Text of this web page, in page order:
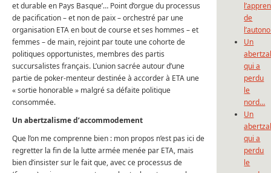
et durable en Pays Basque’… Point d’orgue du processus
de pacification – et non de paix – orchestré par une
organisation ETA en bout de course et ses hommes – et
femmes – de main, rejoint par toute une cohorte de
politiques opportunistes, membres des partis
succursalistes français. L’union sacrée autour d’une
partie de poker-menteur destinée à accorder à ETA une
« sortie honorable » malgré sa défaite politique
consommée.
Un abertzalisme d’accommodement
Que l’on me comprenne bien : mon propos n’est pas ici de
regretter la fin de la lutte armée menée par ETA, mais
bien d’insister sur le fait que, avec ce processus de
de
Un
qui a
perdu
le
nord…
Un
qui a
perdu
le